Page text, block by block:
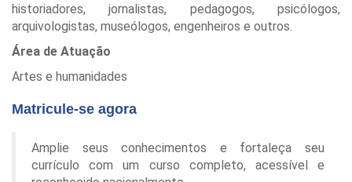
historiadores, jornalistas, pedagogos, psicólogos,
arquivologistas, museólogos, engenheiros e outros.
Área de Atuação
Artes e humanidades
Matricule-se agora
Amplie seus conhecimentos e fortaleça seu
currículo com um curso completo, acessível e